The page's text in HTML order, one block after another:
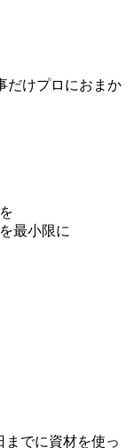
だけプロにおまか
最小限に
までに資材を使っ